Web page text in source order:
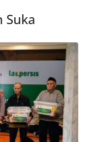
Suka